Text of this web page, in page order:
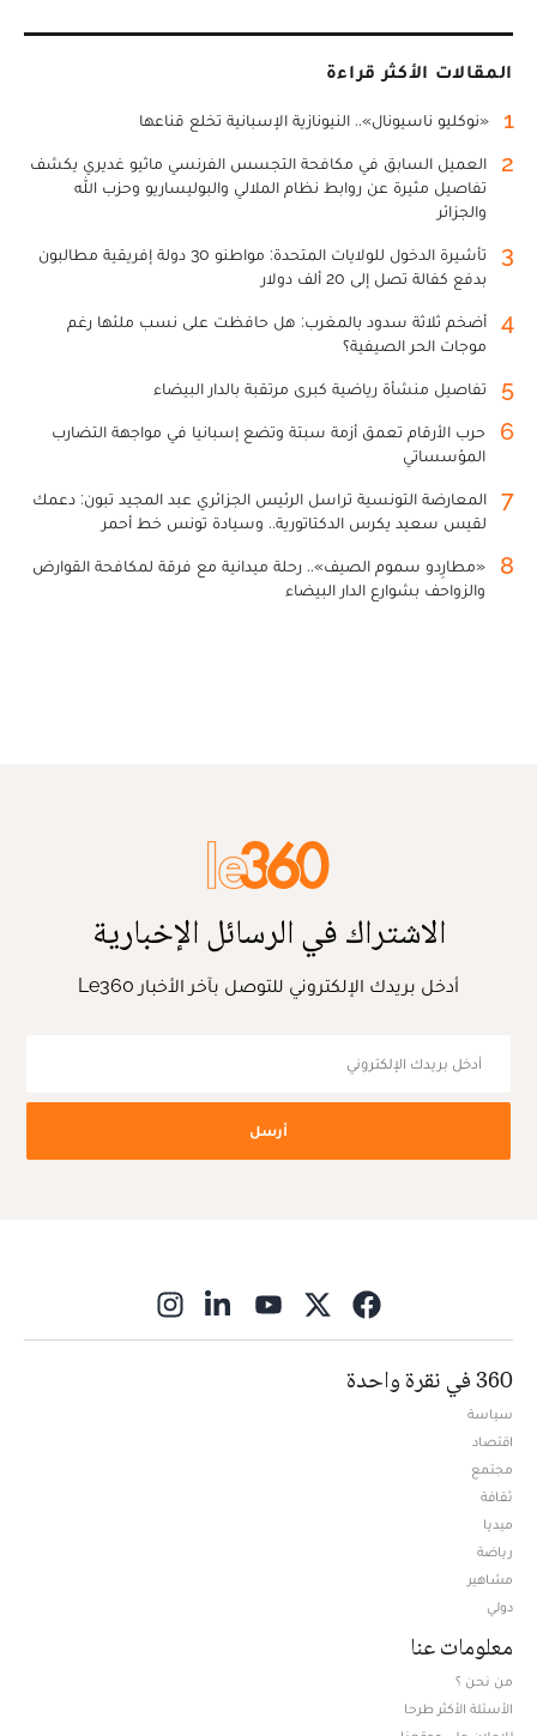
المقالات الأكثر قراءة
1 «نوكليو ناسيونال».. النيونازية الإسبانية تخلع قناعها
2
العميل السابق في مكافحة التجسس الفرنسي ماثيو غديري يكشف
تفاصيل مثيرة عن روابط نظام الملالي والبوليساريو وحزب الله
والجزائر
3
تأشيرة الدخول للولايات المتحدة: مواطنو 30 دولة إفريقية مطالبون
بدفع كفالة تصل إلى 20 ألف دولار
4
أضخم ثلاثة سدود بالمغرب: هل حافظت على نسب ملئها رغم
موجات الحر الصيفية؟
5 تفاصيل منشأة رياضية كبرى مرتقبة بالدار البيضاء
6
حرب الأرقام تعمق أزمة سبتة وتضع إسبانيا في مواجهة التضارب
المؤسساتي
7
المعارضة التونسية تراسل الرئيس الجزائري عبد المجيد تبون: دعمك
لقيس سعيد يكرس الدكتاتورية.. وسيادة تونس خط أحمر
8
«مطارِدو سموم الصيف».. رحلة ميدانية مع فرقة لمكافحة القوارض
والزواحف بشوارع الدار البيضاء
الاشتراك في الرسائل الإخبارية
أدخل بريدك الإلكتروني للتوصل بآخر الأخبار Le360
أرسل
360 في نقرة واحدة
سياسة
اقتصاد
مجتمع
ثقافة
ميديا
رياضة
مشاهير
دولي
معلومات عنا
من نحن ؟
الأسئلة الأكثر طرحا